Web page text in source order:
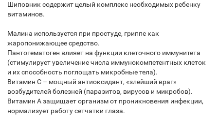
Шиповник содержит целый комплекс необходимых ребенку
витаминов.
Малина используется при простуде, гриппе как
жаропонижающее средство.
Пантогематоген влияет на функции клеточного иммунитета
(стимулирует увеличение числа иммунокомпетентных клеток
и их способность поглощать микробные тела).
Витамин С – мощный антиоксидант, «злейший враг»
возбудителей болезней (паразитов, вирусов и микробов).
Витамин А защищает организм от проникновения инфекции,
нормализует работу сетчатки глаза.